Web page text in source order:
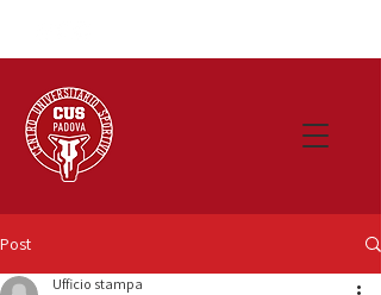
Post
Ufficio stampa